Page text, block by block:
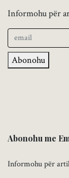
Informohu për
Abonohu
Abonohu me
Informohu për